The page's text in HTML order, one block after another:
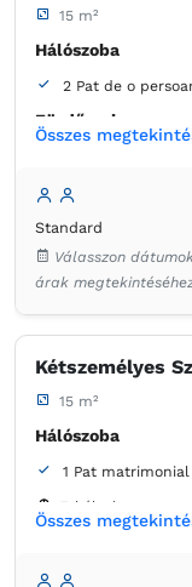
15 m²
Hálószoba
2 Pat de o
Fürdőszoba
Ruha válfák
Ingyenes
Vízforraló
Összes
Standard
Válasszon
árak
Kétszemélyes
15 m²
Hálószoba
1 Pat matrimonial
Erkély / terasz
saját -
Összes